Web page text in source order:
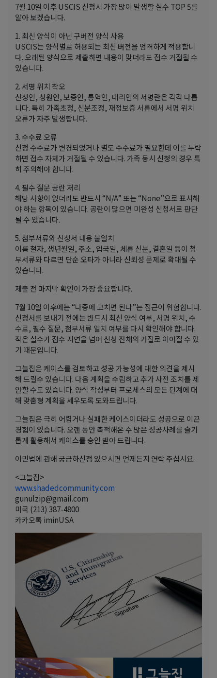
7월 10일 이후 USCIS 신청시 가장 많이 발생할 실수 TOP 5를
알아 보겠습니다.
1. 최신 양식이 아닌 구버전 양식 사용
USCIS는 양식별로 허용되는 최신 버전을 엄격하게 적용합니
다. 오래된 양식으로 제출하면 내용이 맞더라도 접수 거절될 수
있습니다.
2. 서명 위치 착오
신청인, 청원인, 보증인, 통역인, 대리인의 서명란은 각각 다릅
니다. 특히 가족초청, 신분조정, 재정보증 서류에서 서명 위치
오류가 자주 발생합니다.
3. 수수료 오류
신청 수수료가 변경되었거나 별도 수수료가 필요한데 이를 누락
하면 접수 자체가 거절될 수 있습니다. 가족 동시 신청의 경우 특
히 주의해야 합니다.
4. 필수 질문 공란 처리
해당 사항이 없더라도 반드시 “N/A” 또는 “None”으로 표시해
야 하는 항목이 있습니다. 공란이 많으면 미완성 신청서로 판단
될 수 있습니다.
5. 첨부서류와 신청서 내용 불일치
이름 철자, 생년월일, 주소, 입국일, 체류 신분, 결혼일 등이 첨
부서류와 다르면 단순 오타가 아니라 신뢰성 문제로 확대될 수
있습니다.
제출 전 마지막 확인이 가장 중요합니다.
7월 10일 이후에는 “나중에 고치면 된다”는 접근이 위험합니다.
신청서를 보내기 전에는 반드시 최신 양식 여부, 서명 위치, 수
수료, 필수 질문, 첨부서류 일치 여부를 다시 확인해야 합니다.
작은 실수가 접수 지연을 넘어 신청 전체의 거절로 이어질 수 있
기 때문입니다.
그늘집은 케이스를 검토하고 성공 가능성에 대한 의견을 제시
해 드릴수 있습니다. 다음 계획을 수립하고 추가 사전 조치를 제
안할 수도 있습니다. 양식 작성부터 프로세스의 모든 단계에 대
해 맞춤형 계획을 세우도록 도와드립니다.
그늘집은 극히 어렵거나 실패한 케이스이더라도 성공으로 이끈
경험이 있습니다. 오랜 동안 축적해온 수 많은 성공사례를 슬기
롭게 활용해서 케이스를 승인 받아 드립니다.
이민법에 관해 궁금하신점 있으시면 언제든지 연락 주십시요.
<그늘집>
www.shadedcommunity.com
gunulzip@gmail.com
미국 (213) 387-4800
카카오톡 iminUSA